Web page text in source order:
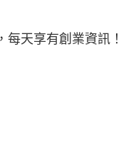
天享有創業資訊！